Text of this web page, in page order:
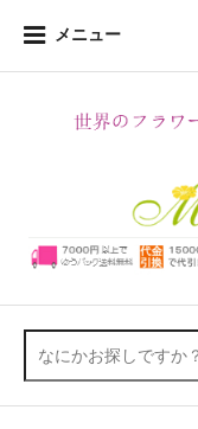
メニュー